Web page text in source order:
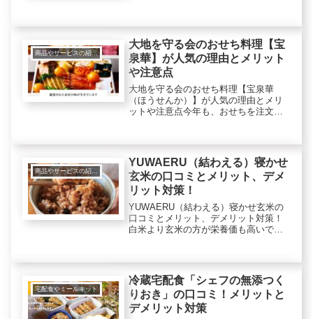
かあるのかを調べてみました。2023年5
月2日追記メルシアラムール...
商品やサービスの紹介レビュー
大地を守る会のおせち料理【宝
泉華】が人気の理由とメリット
や注意点
大地を守る会のおせち料理【宝泉華
（ほうせんか）】が人気の理由とメリ
ットや注意点今年も、おせちを注文す
が、一般的なおせちは、添加物が入っ
ているのが気になります。手作りした
方が良...
商品やサービスの紹介レビュー
YUWAERU（結わえる）寝かせ
玄米の口コミとメリット、デメ
リット対策！
YUWAERU（結わえる）寝かせ玄米の
口コミとメリット、デメリット対策！
白米より玄米の方が栄養価も高いで
す。そこで美味しい玄米で手軽に食べ
ることができるのはないかな？とリサ
ー...
宅配食やミールキット
冷蔵宅配食「シェフの無添つく
りおき」の口コミ！メリットと
デメリット対策